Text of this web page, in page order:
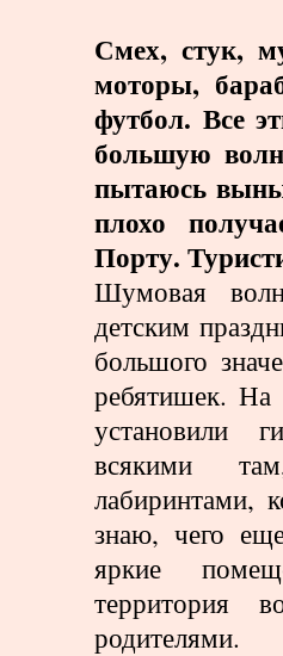
Смех, стук,
моторы,
футбол. Все
большую
пытаюсь
плохо
Порту.
Шумовая
детским
большого
ребятишек. На
установили
всякими
лабиринтами,
знаю, чего
яркие
территория
родителями.